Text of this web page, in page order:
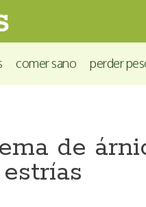
comer sano perder
de
estrías